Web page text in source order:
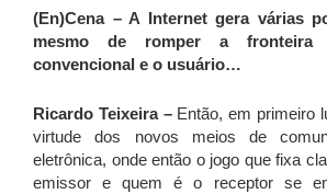
(En)Cena – A Internet gera várias
mesmo de romper a
convencional e o usuário…
Ricardo Teixeira – Então, em primeiro
virtude dos novos meios de
eletrônica, onde então o jogo que fixa
emissor e quem é o receptor se